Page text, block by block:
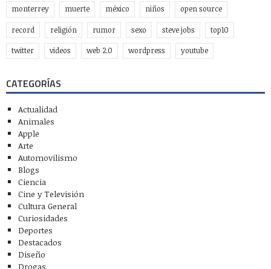
monterrey muerte méxico niños open source
record religión rumor sexo steve jobs top10
twitter videos web 2.0 wordpress youtube
CATEGORÍAS
Actualidad
Animales
Apple
Arte
Automovilismo
Blogs
Ciencia
Cine y Televisión
Cultura General
Curiosidades
Deportes
Destacados
Diseño
Drogas